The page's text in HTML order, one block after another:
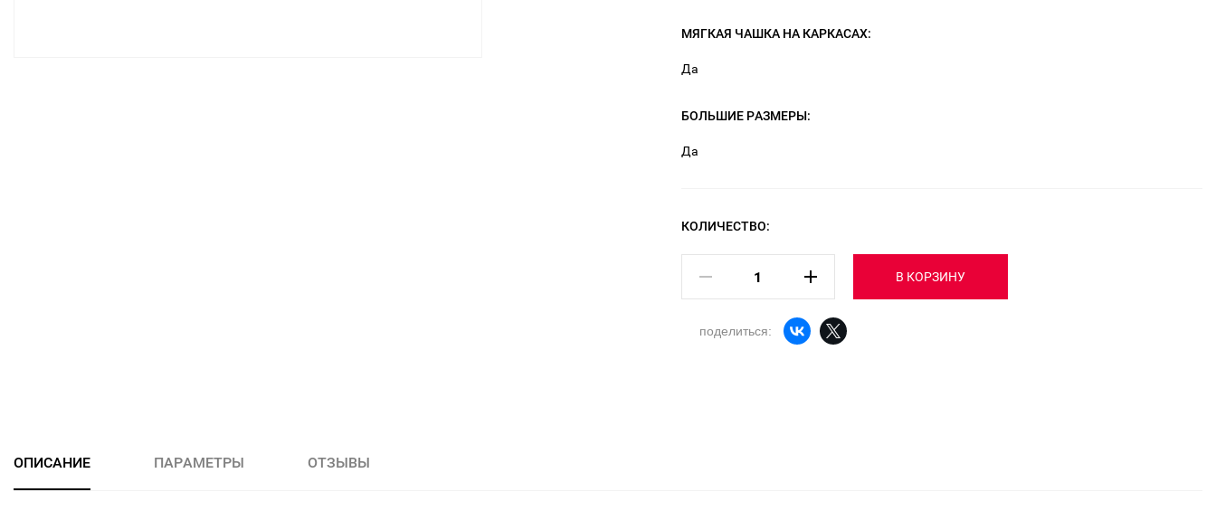
МЯГКАЯ ЧАШКА НА КАРКАСАХ:
Да
БОЛЬШИЕ РАЗМЕРЫ:
Да
КОЛИЧЕСТВО:
В КОРЗИНУ
поделиться:
ОПИСАНИЕ ПАРАМЕТРЫ ОТЗЫВЫ